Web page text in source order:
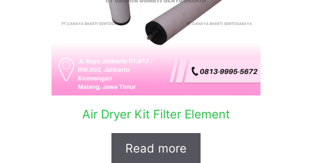
Air Dryer Kit Filter Element
Read more